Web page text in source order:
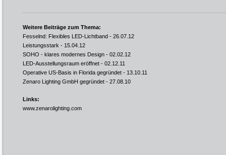
Weitere Beiträge zum Thema:
Fesselnd: Flexibles LED-Lichtband - 26.07.12
Leistungsstark - 15.04.12
SOHO - klares modernes Design - 02.02.12
LED-Ausstellungsraum eröffnet - 02.12.11
Operative US-Basis in Florida gegründet - 13.10.11
Zenaro Lighting GmbH gegründet - 27.08.10
Links:
www.zenarolighting.com